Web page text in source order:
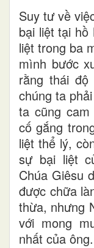
Suy tư về
bại liệt tại
liệt trong ba
mình bước
rằng thái
chúng ta
ta cũng
cố gắng
liệt thể lý,
sự bại liệt
Chúa Giêsu
được chữa
thừa, nhưng
với mong
nhất của ông.